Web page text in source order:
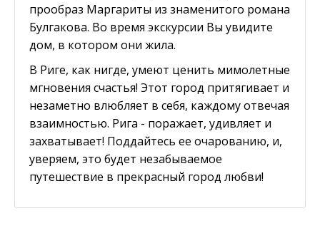
прообраз Маргариты из знаменитого романа
Булгакова. Во время экскурсии Вы увидите
дом, в котором они жила.
В Риге, как нигде, умеют ценить мимолетные
мгновения счастья! Этот город притягивает и
незаметно влюбляет в себя, каждому отвечая
взаимностью. Рига - поражает, удивляет и
захватывает! Поддайтесь ее очарованию, и,
уверяем, это будет незабываемое
путешествие в прекрасный город любви!